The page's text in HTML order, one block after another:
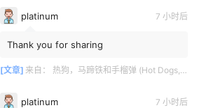
platinum 7 小时后
Thank you for sharing
[文章] 来自： 热狗，马蹄铁和手榴弹 (Hot Dogs, Horseshoes & Hand Grenades)
platinum 7 小时后